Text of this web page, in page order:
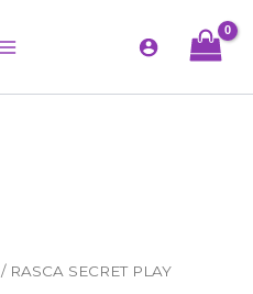
/ RASCA SECRET PLAY